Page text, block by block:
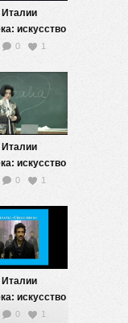
Италии
искусство
0 1
Италии
искусство
0 1
Италии
искусство
0 1